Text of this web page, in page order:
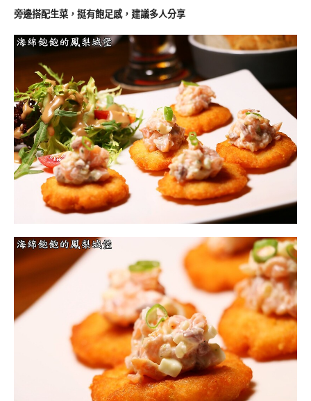
旁邊搭配生菜，挺有飽足感，建議多人分享